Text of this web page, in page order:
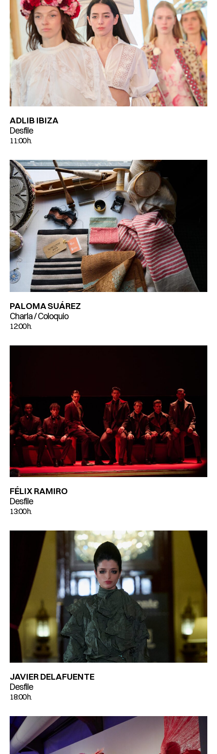
ADLIB IBIZA
Desfile
11:00 h.
PALOMA SUÁREZ
Charla / Coloquio
12:00 h.
FÉLIX RAMIRO
Desfile
13:00 h.
JAVIER DELAFUENTE
Desfile
18:00 h.